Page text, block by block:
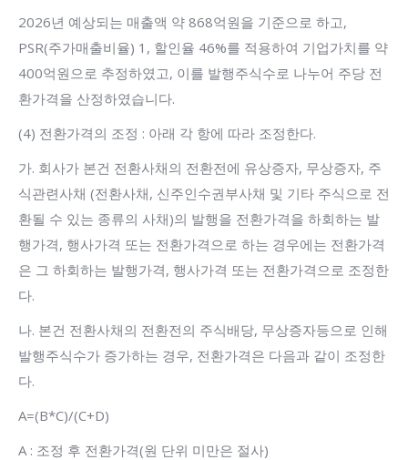
2026년 예상되는 매출액 약 868억원을 기준으로 하고,
PSR(주가매출비율) 1, 할인율 46%를 적용하여 기업가치를 약
400억원으로 추정하였고, 이를 발행주식수로 나누어 주당 전
환가격을 산정하였습니다.
(4) 전환가격의 조정 : 아래 각 항에 따라 조정한다.
가. 회사가 본건 전환사채의 전환전에 유상증자, 무상증자, 주
식관련사채 (전환사채, 신주인수권부사채 및 기타 주식으로 전
환될 수 있는 종류의 사채)의 발행을 전환가격을 하회하는 발
행가격, 행사가격 또는 전환가격으로 하는 경우에는 전환가격
은 그 하회하는 발행가격, 행사가격 또는 전환가격으로 조정한
다.
나. 본건 전환사채의 전환전의 주식배당, 무상증자등으로 인해
발행주식수가 증가하는 경우, 전환가격은 다음과 같이 조정한
다.
A=(B*C)/(C+D)
A : 조정 후 전환가격(원 단위 미만은 절사)